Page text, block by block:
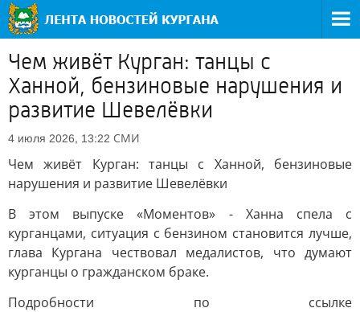
Чем живёт Курган: танцы с
Ханной, бензиновые нарушения и
развитие Шевелёвки
4 июля 2026, 13:22 СМИ
Чем живёт Курган: танцы с Ханной, бензиновые
нарушения и развитие Шевелёвки
В этом выпуске «Моментов» - Ханна спела с
курганцами, ситуация с бензином становится лучше,
глава Кургана чествовал медалистов, что думают
курганцы о гражданском браке.
Подробности по ссылке